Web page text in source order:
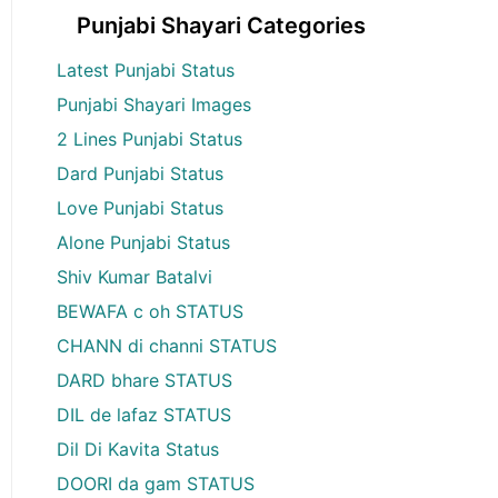
Punjabi Shayari Categories
Latest Punjabi Status
Punjabi Shayari Images
2 Lines Punjabi Status
Dard Punjabi Status
Love Punjabi Status
Alone Punjabi Status
Shiv Kumar Batalvi
BEWAFA c oh STATUS
CHANN di channi STATUS
DARD bhare STATUS
DIL de lafaz STATUS
Dil Di Kavita Status
DOORI da gam STATUS